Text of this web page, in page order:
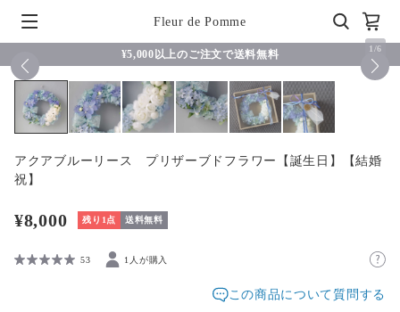
Fleur de Pomme
¥5,000以上のご注文で送料無料 1 /6
アクアブルーリース プリザーブドフラワー【誕生日】【結婚
祝】
¥8,000 残り1点 送料無料
53 1人が購入
この商品について質問する